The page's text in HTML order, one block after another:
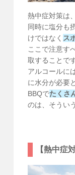
熱中症対策は、
同時に塩分も
けではなく ス
ここで注意す
取することです
アルコールに
に水分が必要
BBQでたくさ
のは、そうい
【熱中症